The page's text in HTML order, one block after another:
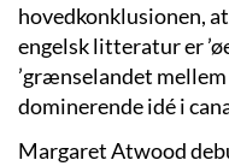
hovedkonklusionen,
engelsk litteratur er
’grænselandet
dominerende idé i
Margaret Atwood